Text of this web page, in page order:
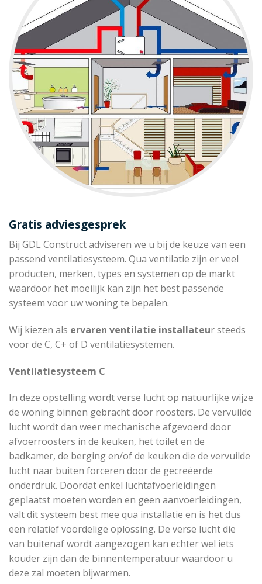
Gratis adviesgesprek
Bij GDL Construct adviseren we u bij de keuze van een
passend ventilatiesysteem. Qua ventilatie zijn er veel
producten, merken, types en systemen op de markt
waardoor het moeilijk kan zijn het best passende
systeem voor uw woning te bepalen.
Wij kiezen als ervaren ventilatie installateur steeds
voor de C, C+ of D ventilatiesystemen.
Ventilatiesysteem C
In deze opstelling wordt verse lucht op natuurlijke wijze
de woning binnen gebracht door roosters. De vervuilde
lucht wordt dan weer mechanische afgevoerd door
afvoerroosters in de keuken, het toilet en de
badkamer, de berging en/of de keuken die de vervuilde
lucht naar buiten forceren door de gecreëerde
onderdruk. Doordat enkel luchtafvoerleidingen
geplaatst moeten worden en geen aanvoerleidingen,
valt dit systeem best mee qua installatie en is het dus
een relatief voordelige oplossing. De verse lucht die
van buitenaf wordt aangezogen kan echter wel iets
kouder zijn dan de binnentemperatuur waardoor u
deze zal moeten bijwarmen.